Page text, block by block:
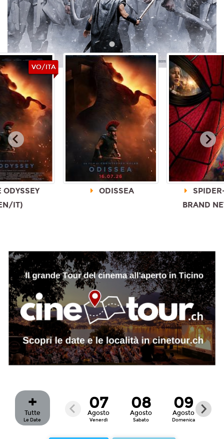
VO/ITA
ODYSSEY
IT)
ODISSEA
BRAND
+
Tutte
Le Date
07
Agosto
Venerdì
08
Agosto
Sabato
09
Agosto
Domenica